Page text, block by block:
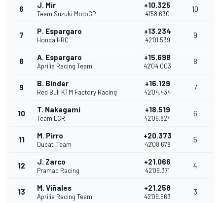
6 J. Mir
Team Suzuki MotoGP
+10.325
41'58.630
10
7 P. Espargaro
Honda HRC
+13.234
42'01.539
9
8 A. Espargaro
Aprilia Racing Team
+15.698
42'04.003
8
9 B. Binder
Red Bull KTM Factory Racing
+16.129
42'04.434
7
10 T. Nakagami
Team LCR
+18.519
42'06.824
6
11 M. Pirro
Ducati Team
+20.373
42'08.678
5
12 J. Zarco
Pramac Racing
+21.066
42'09.371
4
13 M. Viñales
Aprilia Racing Team
+21.258
42'09.563
3